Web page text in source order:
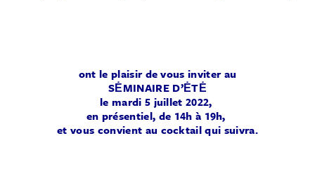
ont le plaisir de vous inviter au
SĖMINAIRE D’ĖTĖ
le mardi 5 juillet 2022,
en présentiel, de 14h à 19h,
et vous convient au cocktail qui suivra.